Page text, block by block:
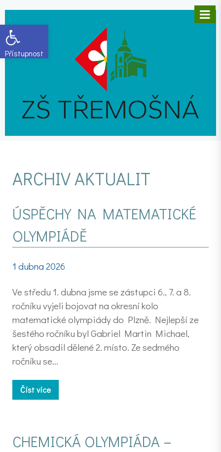
Open toolbar
ARCHIV AKTUALIT
ÚSPĚCHY NA MATEMATICKÉ
OLYMPIÁDĚ
1 dubna 2026
Ve středu 1. dubna jsme se zástupci 6., 7. a 8.
ročníku vyjeli bojovat na okresní kolo
matematické olympiády do Plzně. Nejlepší ze
šestého ročníku byl Gabriel Martin Michael,
který obsadil dělené 2. místo. Ze sedmého
ročníku se…
Číst více
CHEMICKÁ OLYMPIÁDA –